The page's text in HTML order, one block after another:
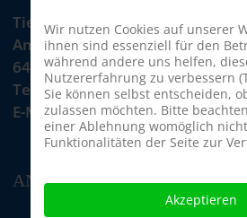
Tiere in Not Odenwald e.V.
Am Morsberg 1
64385 Reichelsheim
Telefon: 06063 / 939 848
E-Mail: tino@tiere-in-not-
ANFAHRT
Wir nutzen Cookies auf unserer
ihnen sind essenziell für den
während andere uns helfen,
Nutzererfahrung zu verbessern
Sie können selbst entscheiden,
zulassen möchten. Bitte
einer Ablehnung womöglich
Funktionalitäten der Seite zur
Akzeptieren